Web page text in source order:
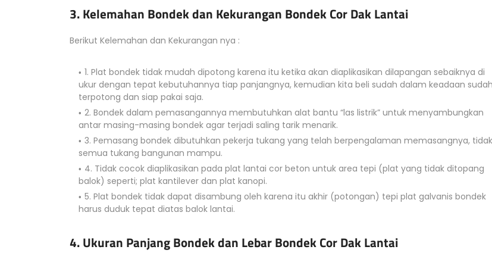
3. Kelemahan Bondek dan Kekurangan Bondek Cor Dak Lantai
Berikut Kelemahan dan Kekurangan nya :
1. Plat bondek tidak mudah dipotong karena itu ketika akan diaplikasikan dilapangan sebaiknya di
ukur dengan tepat kebutuhannya tiap panjangnya, kemudian kita beli sudah dalam keadaan sudah
terpotong dan siap pakai saja.
2. Bondek dalam pemasangannya membutuhkan alat bantu “las listrik” untuk menyambungkan
antar masing-masing bondek agar terjadi saling tarik menarik.
3. Pemasang bondek dibutuhkan pekerja tukang yang telah berpengalaman memasangnya, tidak
semua tukang bangunan mampu.
4. Tidak cocok diaplikasikan pada plat lantai cor beton untuk area tepi (plat yang tidak ditopang
balok) seperti; plat kantilever dan plat kanopi.
5. Plat bondek tidak dapat disambung oleh karena itu akhir (potongan) tepi plat galvanis bondek
harus duduk tepat diatas balok lantai.
4. Ukuran Panjang Bondek dan Lebar Bondek Cor Dak Lantai